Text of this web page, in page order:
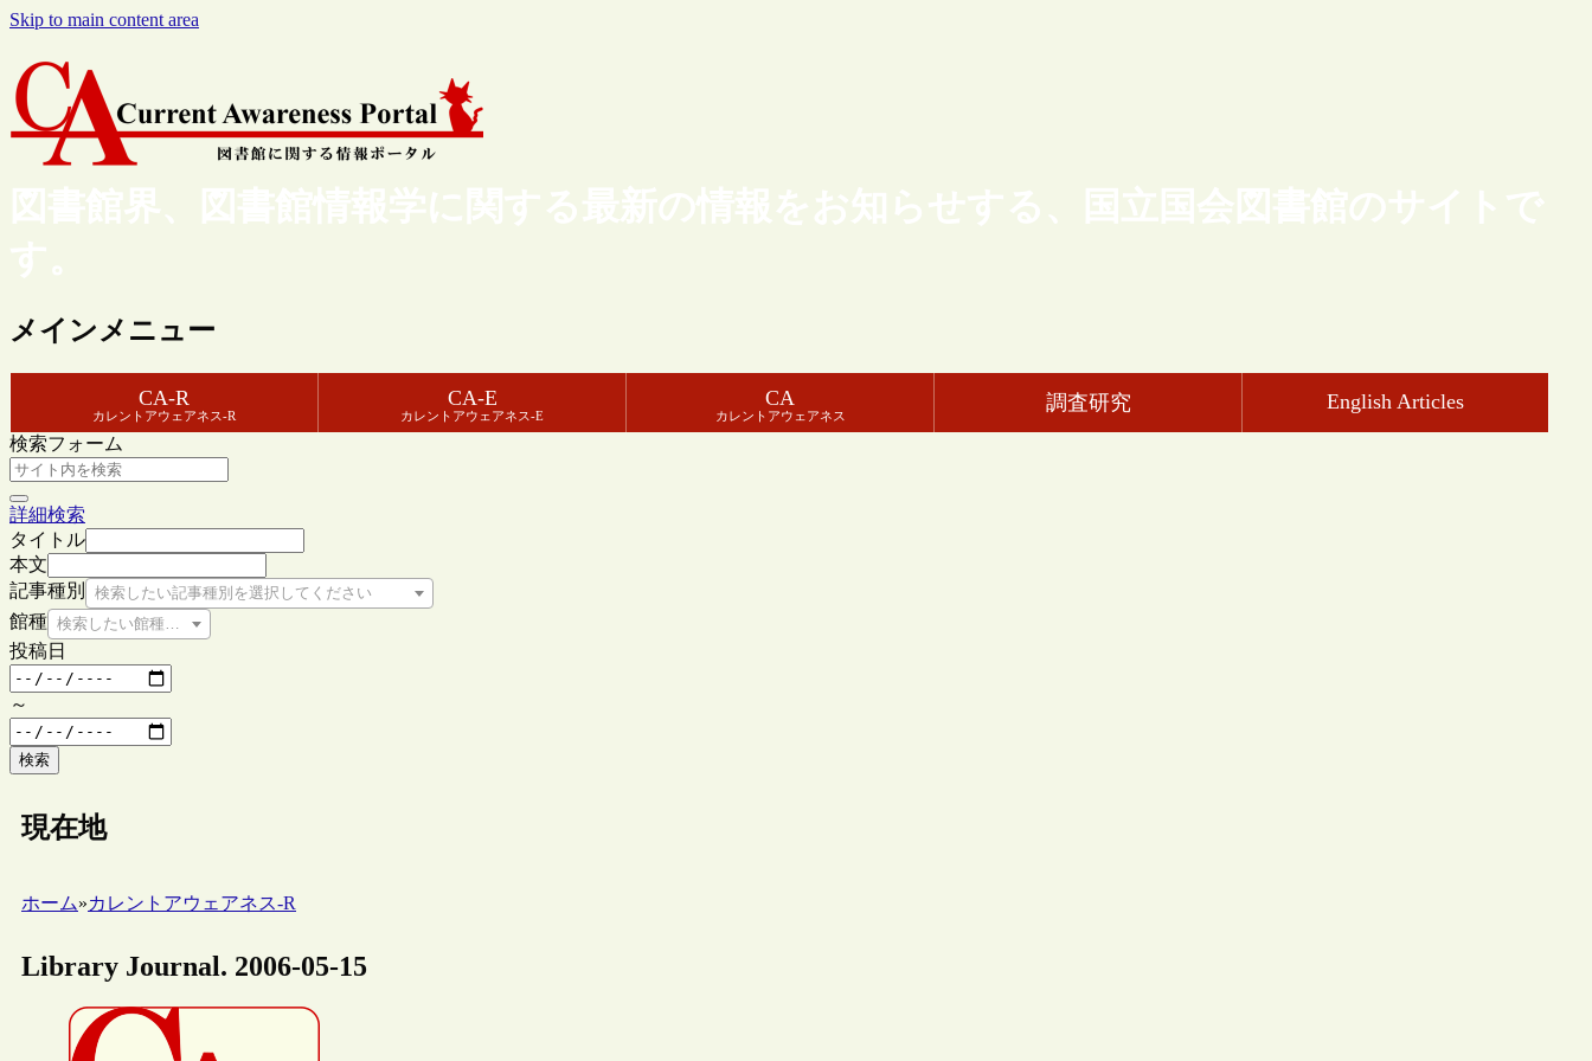
Skip to main content area
図書館界、図書館情報学に関する最新の情報をお知らせする、国立国会図書館のサイトで
す。
メインメニュー
CA-R
カレントアウェアネス-R
CA-E
カレントアウェアネス-E
CA
カレントアウェアネス
調査研究 English Articles
検索フォーム
詳細検索
タイトル
本文
記事種別
検索したい記事種別を選択してください
館種 検索したい館種を選択してください
投稿日
～
検索
現在地
ホーム»カレントアウェアネス-R
Library Journal. 2006-05-15